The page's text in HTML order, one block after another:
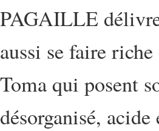
PAGAILLE
aussi se faire
Toma qui posent
désorganisé,